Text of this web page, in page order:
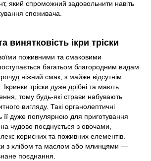
який спроможний задовольнити навіть
споживача.
винятковість ікри тріски
поживними та смаковими
багатьом благородним видам
ніжний смак, з майже відсутнім
тріски дуже дрібні та мають
тому будь-які страви набувають
вигляду. Такі органолептичні
її дуже популярною для приготування
чудово поєднується з овочами,
корисних та поживних елементів.
з хлібом та маслом або млинцями —
поєднання.